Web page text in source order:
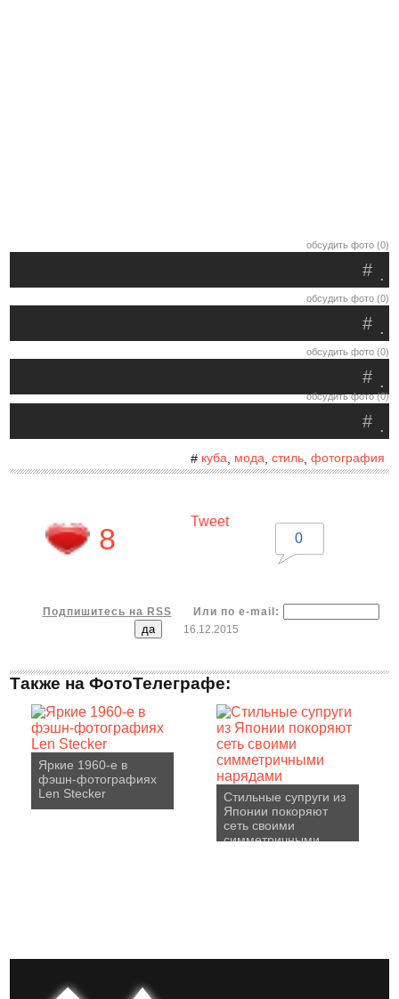
обсудить фото (0)
.
#
обсудить фото (0)
.
#
обсудить фото (0)
.
#
обсудить фото (0)
.
#
# куба, мода, стиль, фотография
8
Tweet
0
Подпишитесь на RSS
Или по e-mail:
16.12.2015
Также на ФотоТелеграфе:
Яркие 1960-е в
фэшн-фотографиях
Len Stecker
Стильные супруги из
Японии покоряют
сеть своими
симметричными